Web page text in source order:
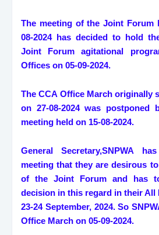
The meeting of the Joint Forum
08-2024 has decided to hold
Joint Forum agitational
Offices on 05-09-2024.
The CCA Office March originally
on 27-08-2024 was postponed
meeting held on 15-08-2024.
General Secretary,SNPWA
meeting that they are desirous
of the Joint Forum and has
decision in this regard in their All
23-24 September, 2024. So
Office March on 05-09-2024.